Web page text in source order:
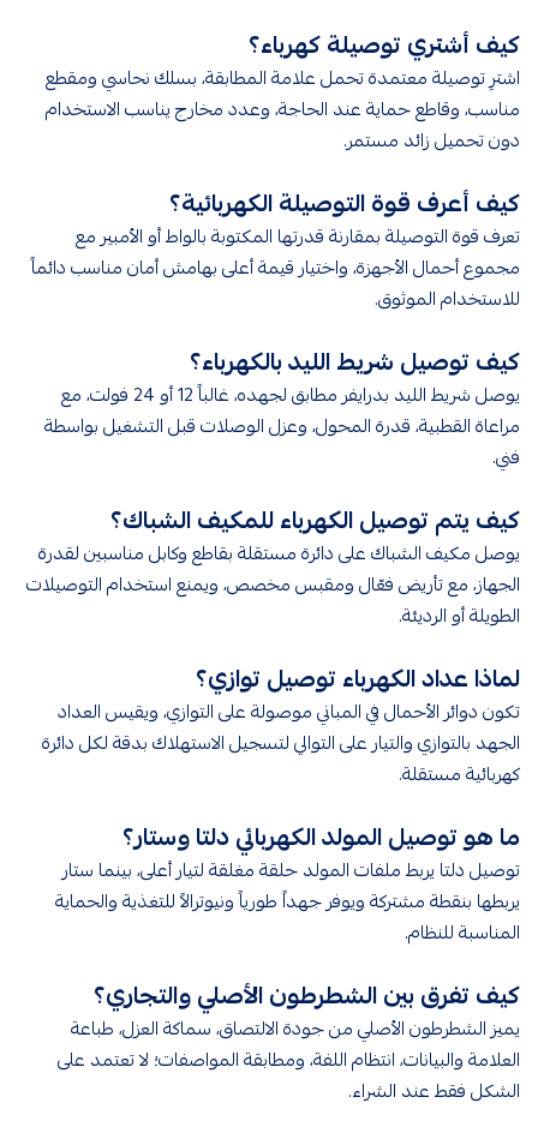
كيف أشتري توصيلة كهرباء؟
اشترِ توصيلة معتمدة تحمل علامة المطابقة، بسلك نحاسي ومقطع
مناسب، وقاطع حماية عند الحاجة، وعدد مخارج يناسب الاستخدام
دون تحميل زائد مستمر.
كيف أعرف قوة التوصيلة الكهربائية؟
تعرف قوة التوصيلة بمقارنة قدرتها المكتوبة بالواط أو الأمبير مع
مجموع أحمال الأجهزة، واختيار قيمة أعلى بهامش أمان مناسب دائماً
للاستخدام الموثوق.
كيف توصيل شريط الليد بالكهرباء؟
يوصل شريط الليد بدرايفر مطابق لجهده، غالباً 12 أو 24 فولت، مع
مراعاة القطبية، قدرة المحول، وعزل الوصلات قبل التشغيل بواسطة
فني.
كيف يتم توصيل الكهرباء للمكيف الشباك؟
يوصل مكيف الشباك على دائرة مستقلة بقاطع وكابل مناسبين لقدرة
الجهاز، مع تأريض فعّال ومقبس مخصص، ويمنع استخدام التوصيلات
الطويلة أو الرديئة.
لماذا عداد الكهرباء توصيل توازي؟
تكون دوائر الأحمال في المباني موصولة على التوازي، ويقيس العداد
الجهد بالتوازي والتيار على التوالي لتسجيل الاستهلاك بدقة لكل دائرة
كهربائية مستقلة.
ما هو توصيل المولد الكهربائي دلتا وستار؟
توصيل دلتا يربط ملفات المولد حلقة مغلقة لتيار أعلى، بينما ستار
يربطها بنقطة مشتركة ويوفر جهداً طورياً ونيوترالاً للتغذية والحماية
المناسبة للنظام.
كيف تفرق بين الشطرطون الأصلي والتجاري؟
يميز الشطرطون الأصلي من جودة الالتصاق، سماكة العزل، طباعة
العلامة والبيانات، انتظام اللفة، ومطابقة المواصفات؛ لا تعتمد على
الشكل فقط عند الشراء.